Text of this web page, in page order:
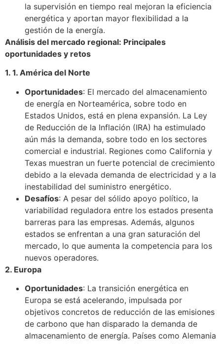
la supervisión en tiempo real mejoran la eficiencia
energética y aportan mayor flexibilidad a la
gestión de la energía.
Análisis del mercado regional: Principales
oportunidades y retos
1. 1. América del Norte
Oportunidades: El mercado del almacenamiento
de energía en Norteamérica, sobre todo en
Estados Unidos, está en plena expansión. La Ley
de Reducción de la Inflación (IRA) ha estimulado
aún más la demanda, sobre todo en los sectores
comercial e industrial. Regiones como California y
Texas muestran un fuerte potencial de crecimiento
debido a la elevada demanda de electricidad y a la
inestabilidad del suministro energético.
Desafíos: A pesar del sólido apoyo político, la
variabilidad reguladora entre los estados presenta
barreras para las empresas. Además, algunos
estados se enfrentan a una gran saturación del
mercado, lo que aumenta la competencia para los
nuevos operadores.
2. Europa
Oportunidades: La transición energética en
Europa se está acelerando, impulsada por
objetivos concretos de reducción de las emisiones
de carbono que han disparado la demanda de
almacenamiento de energía. Países como Alemania